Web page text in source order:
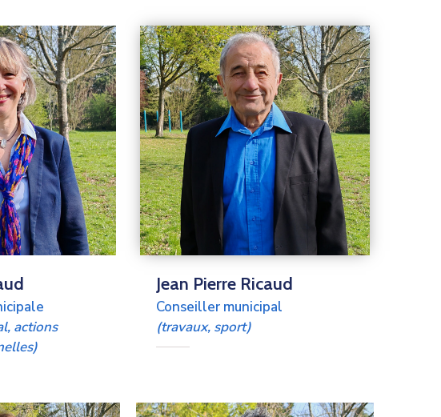
actions
)
Jean Pierre Ricaud
Conseiller municipal
(travaux, sport)